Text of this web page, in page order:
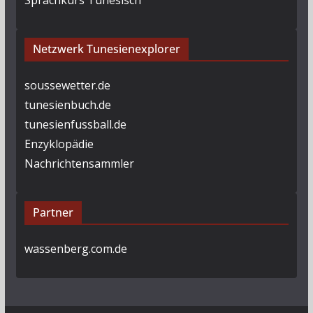
Netzwerk Tunesienexplorer
soussewetter.de
tunesienbuch.de
tunesienfussball.de
Enzyklopädie
Nachrichtensammler
Partner
wassenberg.com.de